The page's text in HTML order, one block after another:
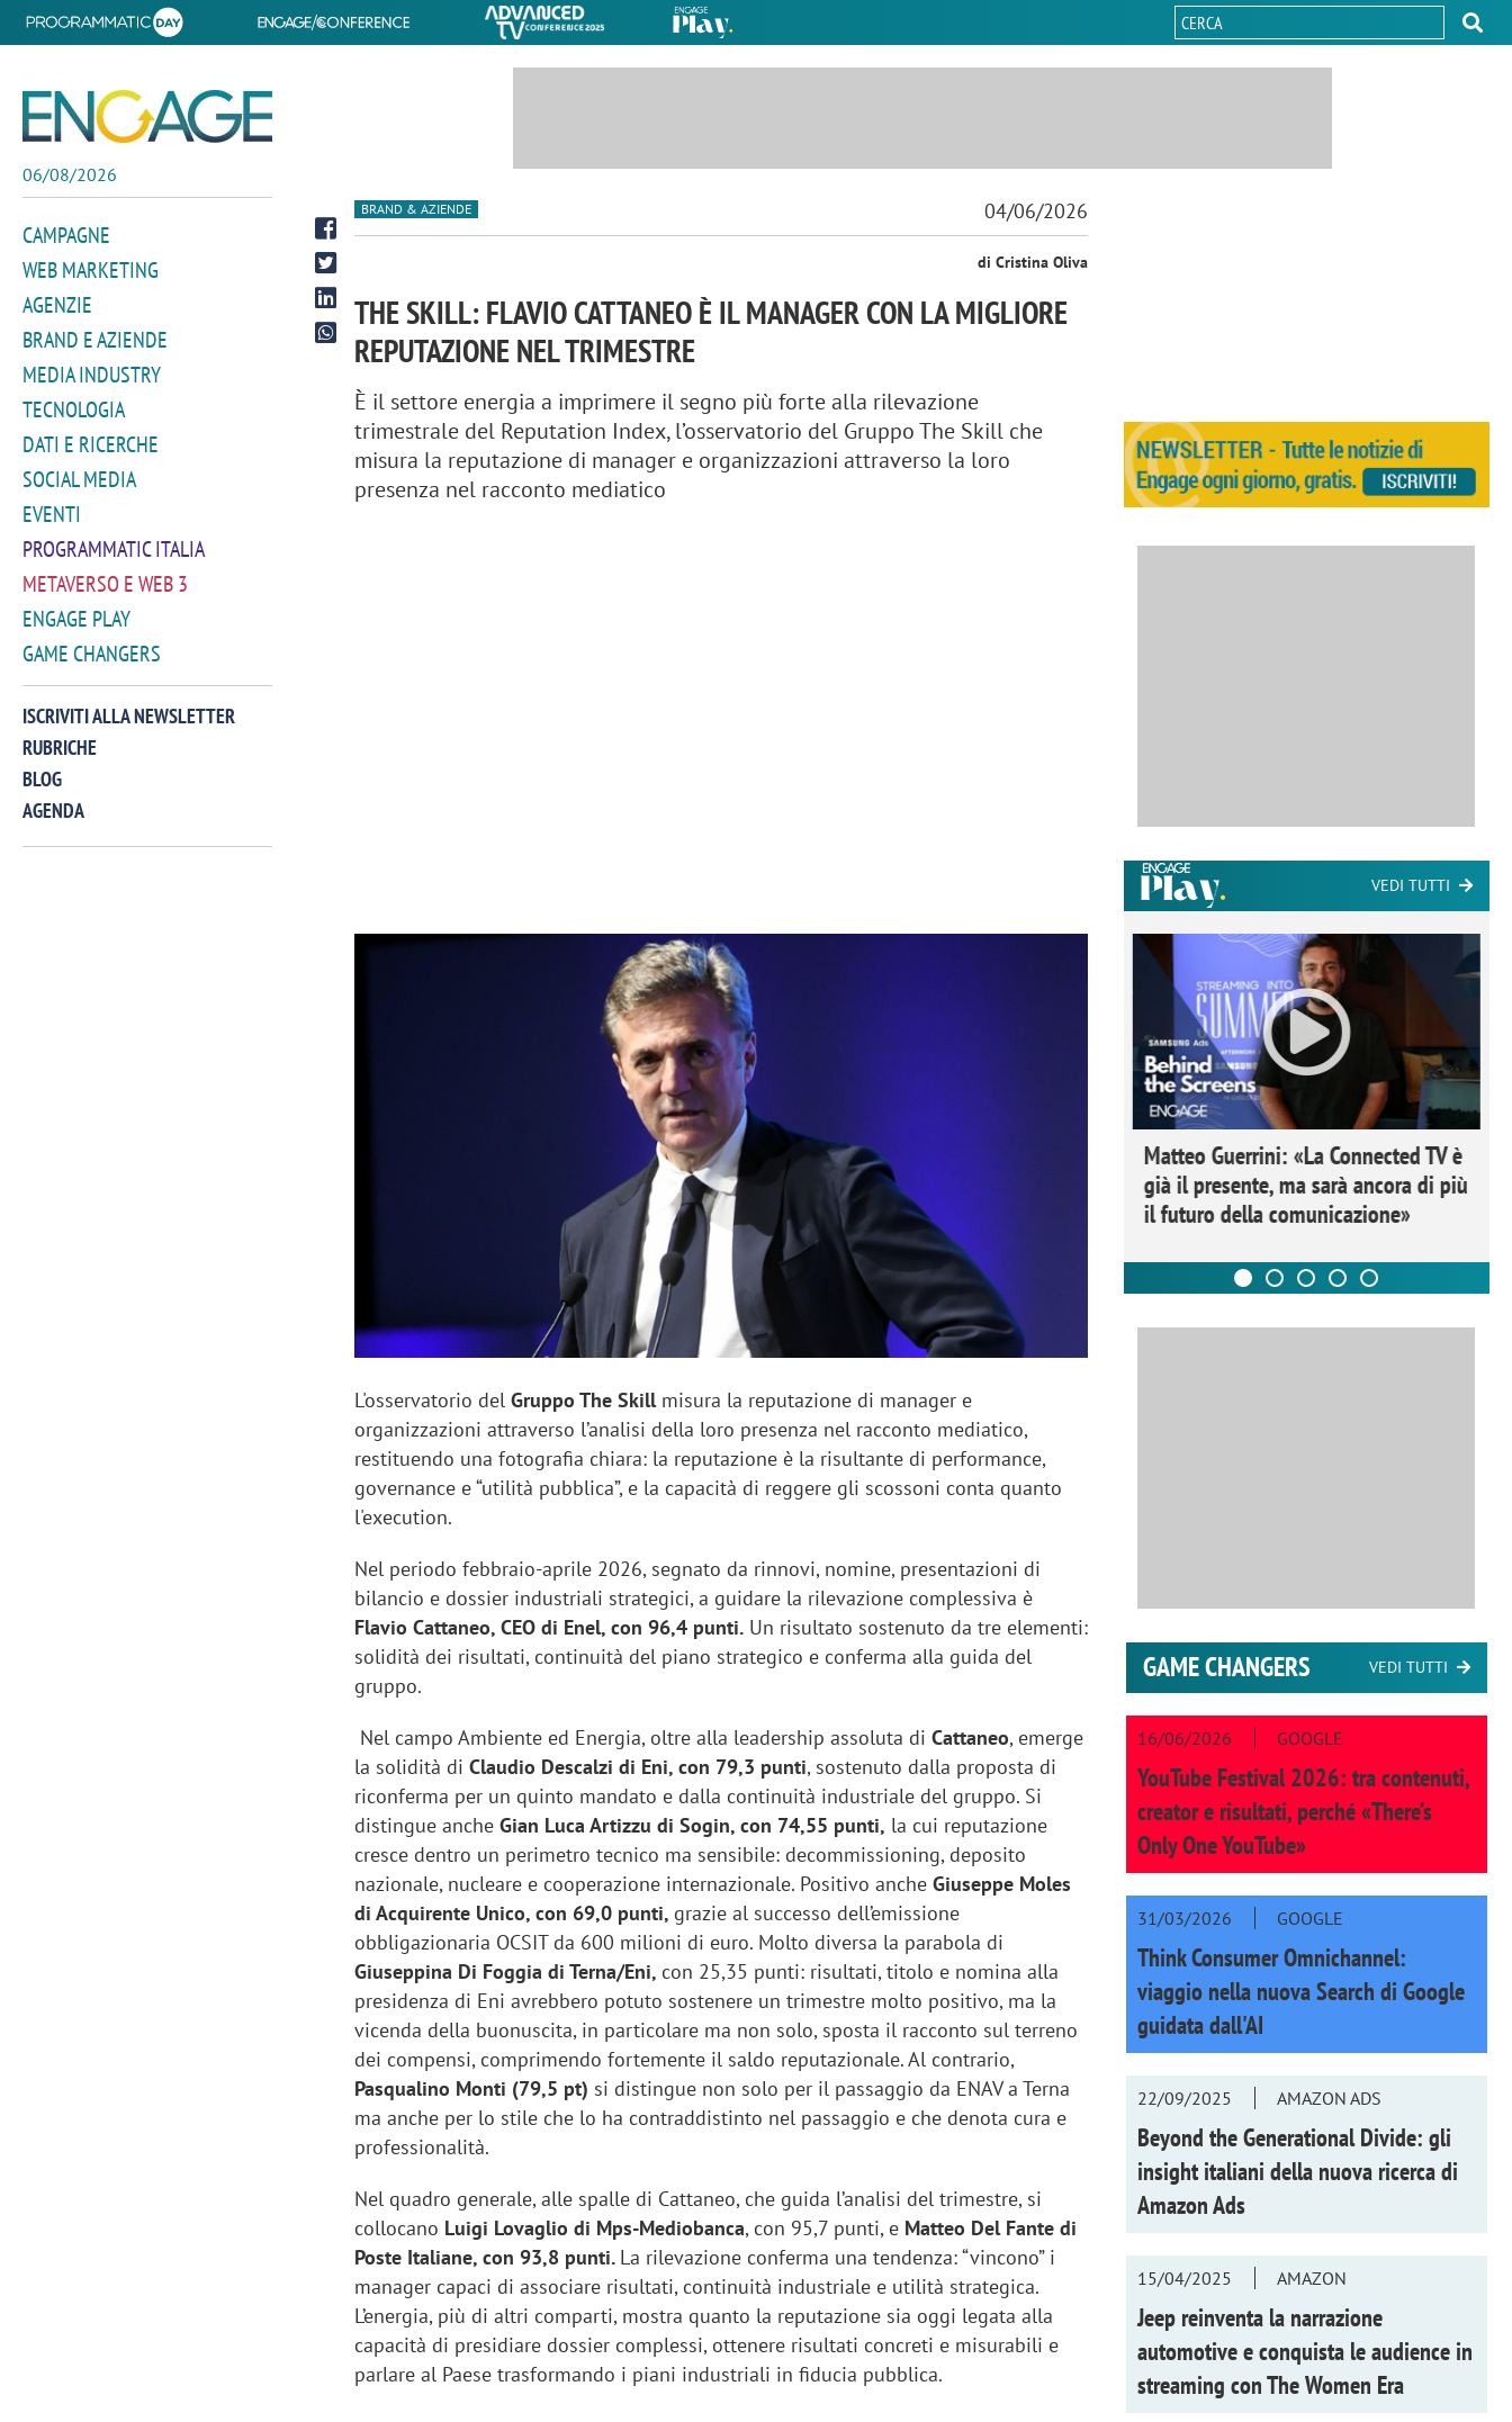
06/08/2026
CAMPAGNE
WEB MARKETING
AGENZIE
BRAND E AZIENDE
MEDIA INDUSTRY
TECNOLOGIA
DATI E RICERCHE
SOCIAL MEDIA
EVENTI
PROGRAMMATIC ITALIA
METAVERSO E WEB 3
ENGAGE PLAY
GAME CHANGERS
ISCRIVITI ALLA NEWSLETTER
RUBRICHE
BLOG
AGENDA
BRAND & AZIENDE 04/06/2026
di Cristina Oliva
THE SKILL: FLAVIO CATTANEO È IL MANAGER CON LA MIGLIORE
REPUTAZIONE NEL TRIMESTRE
È il settore energia a imprimere il segno più forte alla rilevazione
trimestrale del Reputation Index, l’osservatorio del Gruppo The Skill che
misura la reputazione di manager e organizzazioni attraverso la loro
presenza nel racconto mediatico
L'osservatorio delGruppo The Skillmisura la reputazione di manager e
organizzazioni attraverso l’analisi della loro presenza nel racconto mediatico,
restituendo una fotografia chiara: la reputazione è la risultante di performance,
governance e “utilità pubblica”, e la capacità di reggere gli scossoni conta quanto
l'execution.
Nel periodo febbraio-aprile 2026, segnato da rinnovi, nomine, presentazioni di
bilancio e dossier industriali strategici, a guidare la rilevazione complessiva è
Flavio Cattaneo, CEO di Enel, con 96,4 punti. Un risultato sostenuto da tre elementi:
solidità dei risultati, continuità del piano strategico e conferma alla guida del
gruppo.
Nel campo Ambiente ed Energia, oltre alla leadership assoluta diCattaneo, emerge
la solidità diClaudio Descalzi di Eni, con 79,3 punti, sostenuto dalla proposta di
riconferma per un quinto mandato e dalla continuità industriale del gruppo. Si
distingue anche Gian Luca Artizzu di Sogin, con 74,55 punti, la cui reputazione
cresce dentro un perimetro tecnico ma sensibile: decommissioning, deposito
nazionale, nucleare e cooperazione internazionale. Positivo ancheGiuseppe Moles
di Acquirente Unico, con 69,0 punti, grazie al successo dell’emissione
obbligazionaria OCSIT da 600 milioni di euro. Molto diversa la parabola di
Giuseppina Di Foggia di Terna/Eni, con 25,35 punti: risultati, titolo e nomina alla
presidenza di Eni avrebbero potuto sostenere un trimestre molto positivo, ma la
vicenda della buonuscita, in particolare ma non solo, sposta il racconto sul terreno
dei compensi, comprimendo fortemente il saldo reputazionale. Al contrario,
Pasqualino Monti (79,5 pt) si distingue non solo per il passaggio da ENAV a Terna
ma anche per lo stile che lo ha contraddistinto nel passaggio e che denota cura e
professionalità.
Nel quadro generale, alle spalle di Cattaneo, che guida l’analisi del trimestre, si
collocano Luigi Lovaglio di Mps-Mediobanca, con 95,7 punti, e Matteo Del Fante di
Poste Italiane, con 93,8 punti. La rilevazione conferma una tendenza: “vincono” i
manager capaci di associare risultati, continuità industriale e utilità strategica.
L’energia, più di altri comparti, mostra quanto la reputazione sia oggi legata alla
capacità di presidiare dossier complessi, ottenere risultati concreti e misurabili e
parlare al Paese trasformando i piani industriali in fiducia pubblica.
VEDI TUTTI
Perez, Samsung Ads: «L'Italia è un
mercato strategico e continuerà a
Networking agli eventi: come la
startup Kicè punta a eliminare lo
"spreco di relazioni"
Matteo Guerrini: «La Connected TV è
già il presente, ma sarà ancora di più
il futuro della comunicazione»
GAME CHANGERS VEDI TUTTI
16/06/2026 GOOGLE
YouTube Festival 2026: tra contenuti,
creator e risultati, perché «There’s
Only One YouTube»
31/03/2026 GOOGLE
Think Consumer Omnichannel:
viaggio nella nuova Search di Google
guidata dall'AI
22/09/2025 AMAZON ADS
Beyond the Generational Divide: gli
insight italiani della nuova ricerca di
Amazon Ads
15/04/2025 AMAZON
Jeep reinventa la narrazione
automotive e conquista le audience in
streaming conThe Women Era